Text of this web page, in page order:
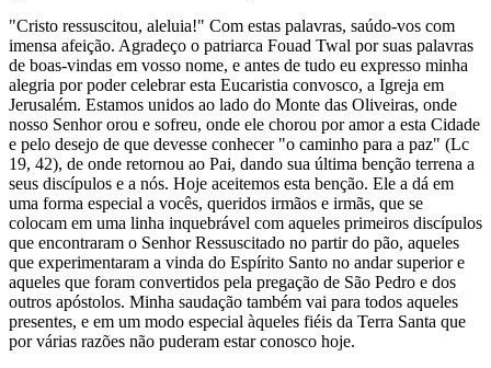
"Cristo ressuscitou, aleluia!" Com estas palavras, saúdo-vos com
imensa afeição. Agradeço o patriarca Fouad Twal por suas palavras
de boas-vindas em vosso nome, e antes de tudo eu expresso minha
alegria por poder celebrar esta Eucaristia convosco, a Igreja em
Jerusalém. Estamos unidos ao lado do Monte das Oliveiras, onde
nosso Senhor orou e sofreu, onde ele chorou por amor a esta Cidade
e pelo desejo de que devesse conhecer "o caminho para a paz" (Lc
19, 42), de onde retornou ao Pai, dando sua última benção terrena a
seus discípulos e a nós. Hoje aceitemos esta benção. Ele a dá em
uma forma especial a vocês, queridos irmãos e irmãs, que se
colocam em uma linha inquebrável com aqueles primeiros discípulos
que encontraram o Senhor Ressuscitado no partir do pão, aqueles
que experimentaram a vinda do Espírito Santo no andar superior e
aqueles que foram convertidos pela pregação de São Pedro e dos
outros apóstolos. Minha saudação também vai para todos aqueles
presentes, e em um modo especial àqueles fiéis da Terra Santa que
por várias razões não puderam estar conosco hoje.